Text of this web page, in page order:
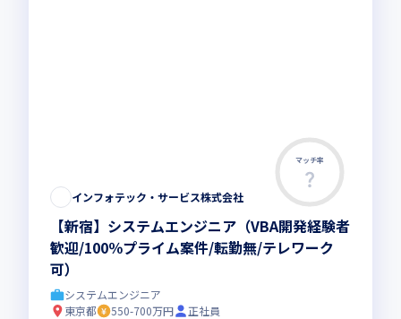
マッチ率
インフォテック・サービス株式会社
【新宿】システムエンジニア（VBA開発経験者
歓迎/100％プライム案件/転勤無/テレワーク
可）
システムエンジニア
東京都
550-700万円
正社員